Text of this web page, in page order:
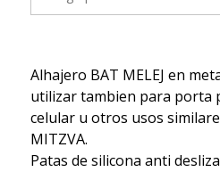
Alhajero BAT MELEJ en
utilizar tambien para porta
celular u otros usos
MITZVA.
Patas de silicona anti